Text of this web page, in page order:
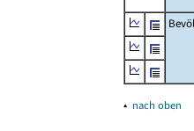
▴ nach oben